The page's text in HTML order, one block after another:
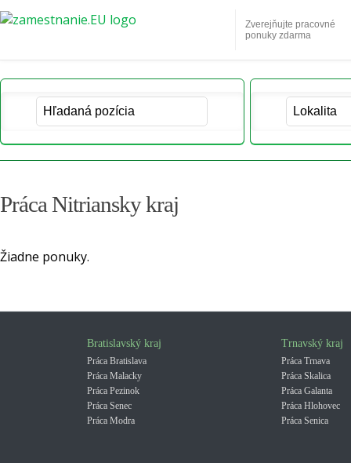
Zverejňujte pracovné
ponuky zdarma
Práca Nitriansky kraj
Žiadne ponuky.
Bratislavský kraj
Práca Bratislava
Práca Malacky
Práca Pezinok
Práca Senec
Práca Modra
Trnavský kraj
Práca Trnava
Práca Skalica
Práca Galanta
Práca Hlohovec
Práca Senica